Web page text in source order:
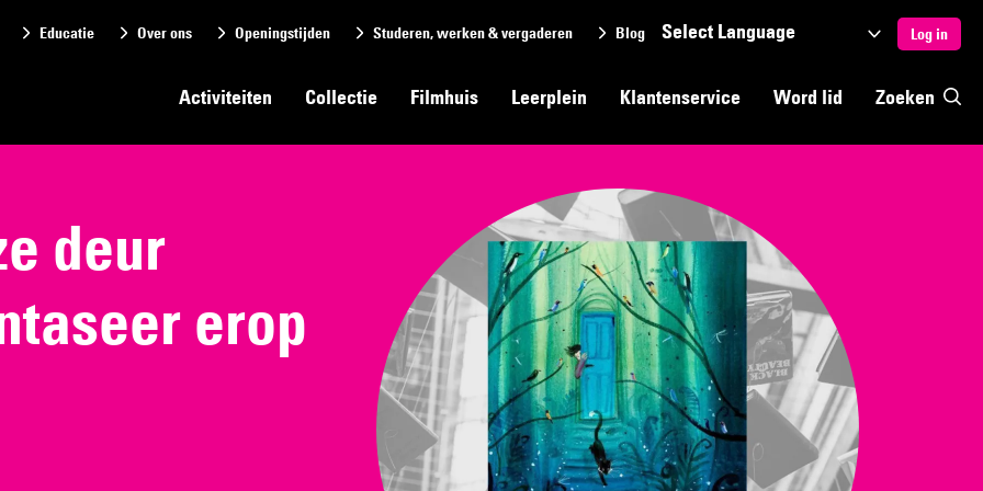
Activiteiten Collectie Filmhuis Leerplein Klantenservice Word lid Zoeken
Educatie Over ons Openingstijden Studeren, werken & vergaderen Blog
Selecteer
taal
Log in
deur
erop